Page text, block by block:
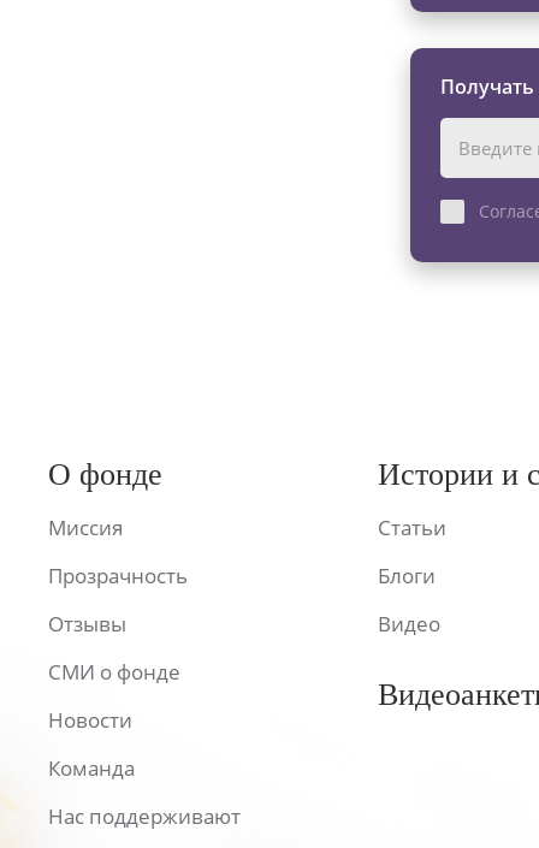
О фонде
Миссия
Прозрачность
Отзывы
СМИ о фонде
Новости
Команда
Нас поддерживают
Истории и
Статьи
Блоги
Видео